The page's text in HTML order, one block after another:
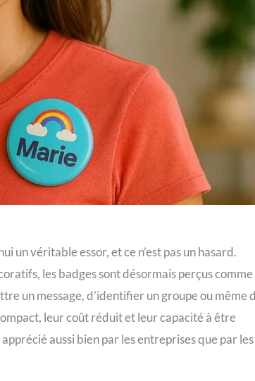
un véritable essor, et ce n’est pas un hasard.
les badges sont désormais perçus
un message, d’identifier un groupe ou même
leur coût réduit et leur capacité à être
aussi bien par les entreprises que par les